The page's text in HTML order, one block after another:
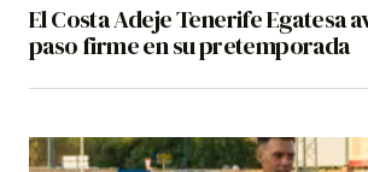
El Costa Adeje Tenerife Egatesa
paso firme en su pretemporada